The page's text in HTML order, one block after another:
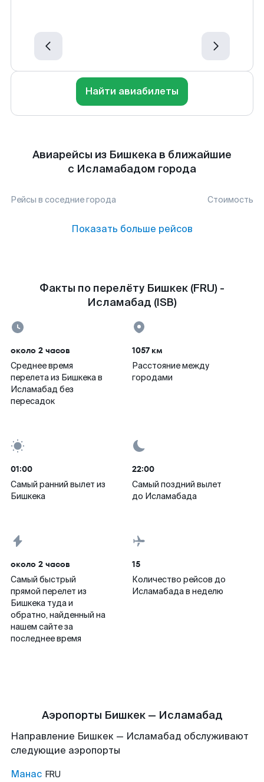
Найти авиабилеты
Авиарейсы из Бишкека в ближайшие
с Исламабадом города
Рейсы в соседние города Стоимость
Показать больше рейсов
Факты по перелёту Бишкек (FRU) -
Исламабад (ISB)
около 2 часов
Среднее время
перелета из Бишкека в
Исламабад без
пересадок
1057 км
Расстояние между
городами
01:00
Самый ранний вылет из
Бишкека
22:00
Самый поздний вылет
до Исламабада
около 2 часов
Самый быстрый
прямой перелет из
Бишкека туда и
обратно, найденный на
нашем сайте за
последнее время
15
Количество рейсов до
Исламабада в неделю
Аэропорты Бишкек — Исламабад
Направление Бишкек — Исламабад обслуживают
следующие аэропорты
Манас FRU